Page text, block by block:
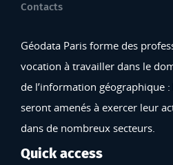
Contacts
Géodata Paris forme des
vocation à travailler dans le
de l’information géographique
seront amenés à exercer leur
dans de nombreux secteurs.
Quick access